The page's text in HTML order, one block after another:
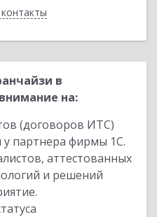
в
на:
(договоров ИТС)
партнера фирмы 1С.
аттестованных
и решений